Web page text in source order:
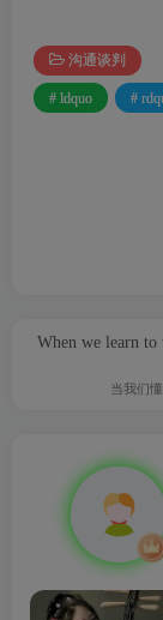
沟通谈判
# ldquo #
When we learn to
当我们